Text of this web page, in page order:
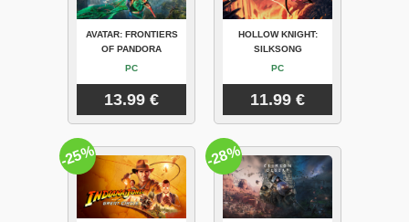
AVATAR: FRONTIERS
OF PANDORA
PC
13.99 €
HOLLOW KNIGHT:
SILKSONG
PC
11.99 €
-25% -28%